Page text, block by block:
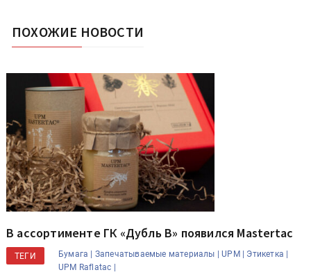
ПОХОЖИЕ НОВОСТИ
В ассортименте ГК «Дубль В» появился Mastertac
ТЕГИ Бумага | Запечатываемые материалы | UPM |
Этикетка |
UPM Raflatac |